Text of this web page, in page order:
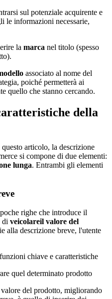
sul potenziale acquirente e
le informazioni necessarie,
la marca nel titolo (spesso
associato al nome del
poiché permetterà ai
quello che stanno cercando.
della
articolo, la descrizione
si compone di due elementi:
lunga. Entrambi gli elementi
righe che introduce il
di veicolareil valore del
alla descrizione breve, l'utente
chiave e caratteristiche
quel determinato prodotto
del prodotto, migliorando